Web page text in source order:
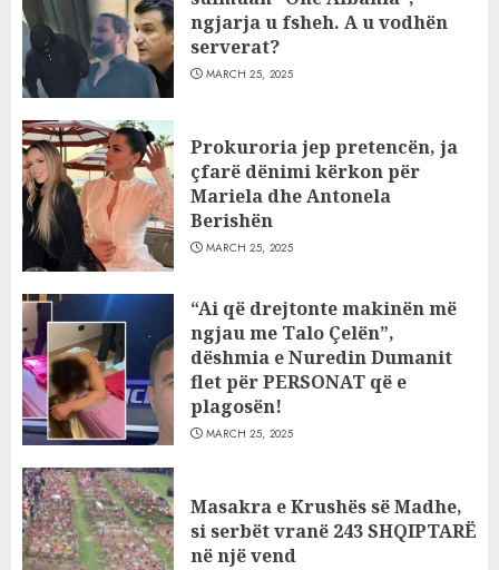
ngjarja u fsheh. A u vodhën
serverat?
MARCH 25, 2025
Prokuroria jep pretencën, ja
çfarë dënimi kërkon për
Mariela dhe Antonela
Berishën
MARCH 25, 2025
“Ai që drejtonte makinën më
ngjau me Talo Çelën”,
dëshmia e Nuredin Dumanit
flet për PERSONAT që e
plagosën!
MARCH 25, 2025
Masakra e Krushës së Madhe,
si serbët vranë 243 SHQIPTARË
në një vend